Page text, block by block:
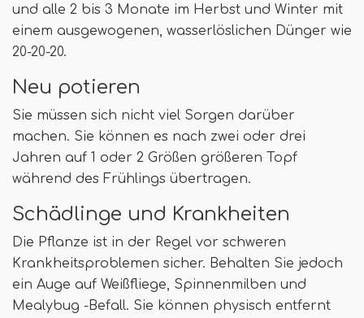
und alle 2 bis 3 Monate im Herbst und Winter mit
einem ausgewogenen, wasserlöslichen Dünger wie
20-20-20.
Neu potieren
Sie müssen sich nicht viel Sorgen darüber
machen. Sie können es nach zwei oder drei
Jahren auf 1 oder 2 Größen größeren Topf
während des Frühlings übertragen.
Schädlinge und Krankheiten
Die Pflanze ist in der Regel vor schweren
Krankheitsproblemen sicher. Behalten Sie jedoch
ein Auge auf Weißfliege, Spinnenmilben und
Mealybug -Befall. Sie können physisch entfernt